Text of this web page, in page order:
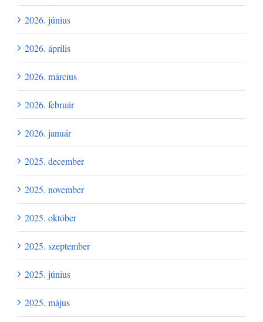
2026. június
2026. április
2026. március
2026. február
2026. január
2025. december
2025. november
2025. október
2025. szeptember
2025. június
2025. május